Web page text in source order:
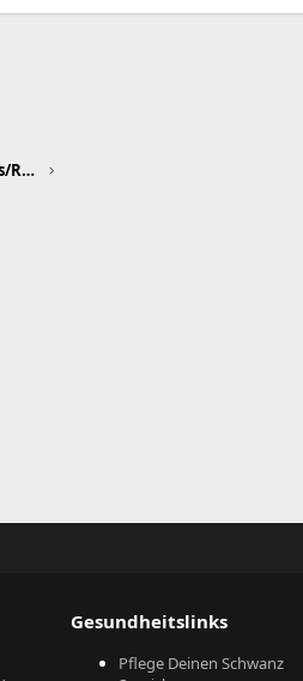
Düsseldorf/Leverkusen/Mettmann/Neuss/Ratingen
Gesundheitslinks
Pflege Deinen Schwanz